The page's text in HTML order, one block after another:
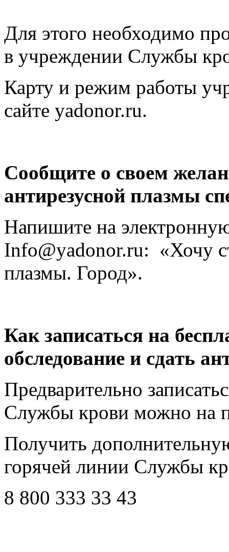
Для этого необходимо
в учреждении Службы
Карту и режим работы
сайте yadonor.ru.
Сообщите о своем
антирезусной плазмы
Напишите на
Info@yadonor.ru: «Хочу
плазмы. Город».
Как записаться на
обследование и сдать
Предварительно
Службы крови можно на
Получить
горячей линии Службы
8 800 333 33 43